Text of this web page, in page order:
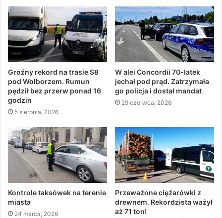
Groźny rekord na trasie S8
pod Wolborzem. Rumun
pędził bez przerw ponad 16
godzin
5 sierpnia, 2026
W alei Concordii 70-latek
jechał pod prąd. Zatrzymała
go policja i dostał mandat
29 czerwca, 2026
Kontrole taksówek na terenie
miasta
24 marca, 2026
Przeważone ciężarówki z
drewnem. Rekordzista ważył
aż 71 ton!